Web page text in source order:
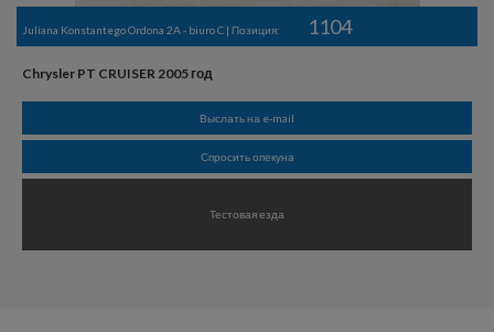
Juliana Konstantego Ordona 2A - biuro C | Позиция: 1104
Chrysler PT CRUISER 2005 год
Выслать на e-mail
Спросить опекуна
Тестовая езда